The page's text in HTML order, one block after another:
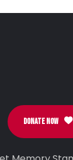
DONATE NOW